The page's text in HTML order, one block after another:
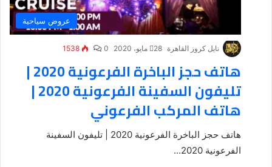
عروض سياحية
نايل كروز القاهرة 28 مايو، 2020 0
1538
هاتف حجز الباخرة الفرعونية 2020 |
تليفون السفينة الفرعونية 2020 |
هاتف المركب الفرعوني
هاتف حجز الباخرة الفرعونية 2020 | تليفون السفينة
الفرعونية 2020...